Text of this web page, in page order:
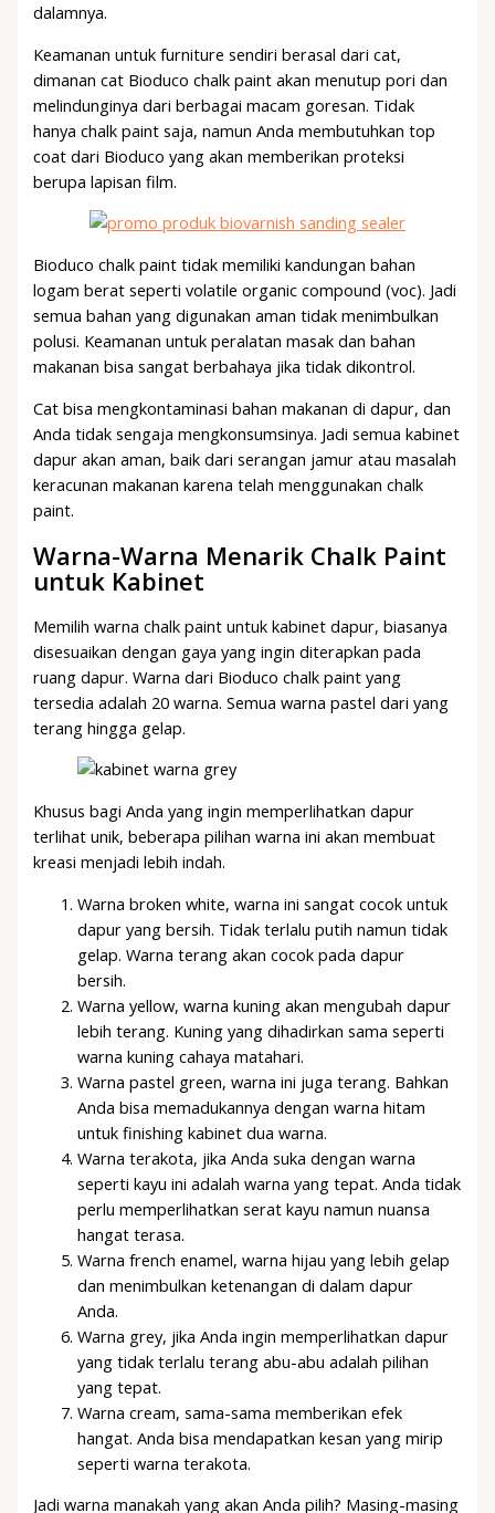
dalamnya.
Keamanan untuk furniture sendiri berasal dari cat,
dimanan cat Bioduco chalk paint akan menutup pori dan
melindunginya dari berbagai macam goresan. Tidak
hanya chalk paint saja, namun Anda membutuhkan top
coat dari Bioduco yang akan memberikan proteksi
berupa lapisan film.
Bioduco chalk paint tidak memiliki kandungan bahan
logam berat seperti volatile organic compound (voc). Jadi
semua bahan yang digunakan aman tidak menimbulkan
polusi. Keamanan untuk peralatan masak dan bahan
makanan bisa sangat berbahaya jika tidak dikontrol.
Cat bisa mengkontaminasi bahan makanan di dapur, dan
Anda tidak sengaja mengkonsumsinya. Jadi semua kabinet
dapur akan aman, baik dari serangan jamur atau masalah
keracunan makanan karena telah menggunakan chalk
paint.
Warna-Warna Menarik Chalk Paint
untuk Kabinet
Memilih warna chalk paint untuk kabinet dapur, biasanya
disesuaikan dengan gaya yang ingin diterapkan pada
ruang dapur. Warna dari Bioduco chalk paint yang
tersedia adalah 20 warna. Semua warna pastel dari yang
terang hingga gelap.
Khusus bagi Anda yang ingin memperlihatkan dapur
terlihat unik, beberapa pilihan warna ini akan membuat
kreasi menjadi lebih indah.
Warna broken white, warna ini sangat cocok untuk
dapur yang bersih. Tidak terlalu putih namun tidak
gelap. Warna terang akan cocok pada dapur
bersih.
Warna yellow, warna kuning akan mengubah dapur
lebih terang. Kuning yang dihadirkan sama seperti
warna kuning cahaya matahari.
Warna pastel green, warna ini juga terang. Bahkan
Anda bisa memadukannya dengan warna hitam
untuk finishing kabinet dua warna.
Warna terakota, jika Anda suka dengan warna
seperti kayu ini adalah warna yang tepat. Anda tidak
perlu memperlihatkan serat kayu namun nuansa
hangat terasa.
Warna french enamel, warna hijau yang lebih gelap
dan menimbulkan ketenangan di dalam dapur
Anda.
Warna grey, jika Anda ingin memperlihatkan dapur
yang tidak terlalu terang abu-abu adalah pilihan
yang tepat.
Warna cream, sama-sama memberikan efek
hangat. Anda bisa mendapatkan kesan yang mirip
seperti warna terakota.
Jadi warna manakah yang akan Anda pilih? Masing-masing